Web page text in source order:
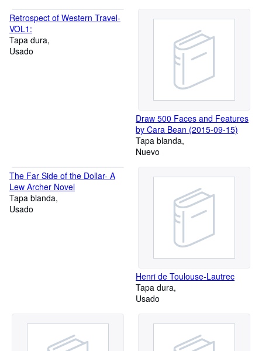
Retrospect of Western Travel-
VOL1:
Tapa dura
Usado
Draw 500 Faces and Features
by Cara Bean (2015-09-15)
Tapa blanda
Nuevo
The Far Side of the Dollar- A
Lew Archer Novel
Tapa blanda
Usado
Henri de Toulouse-Lautrec
Tapa dura
Usado